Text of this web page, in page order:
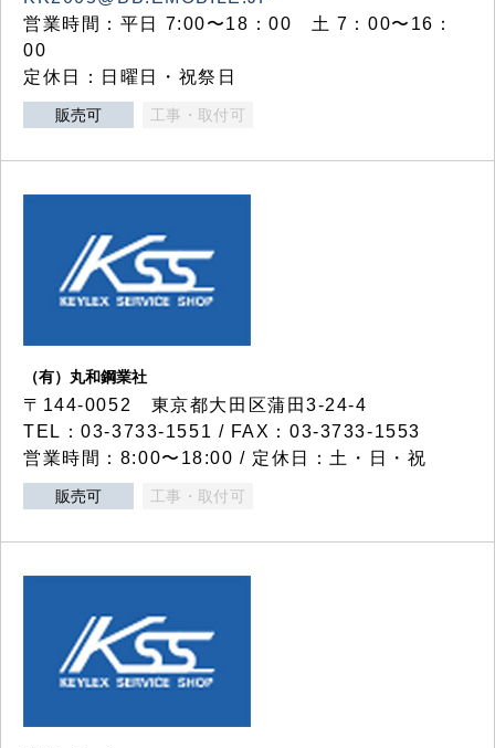
営業時間：平日 7:00〜18：00 土 7：00〜16：
00
定休日：日曜日・祝祭日
販売可 工事・取付可
（有）丸和鋼業社
〒144-0052 東京都大田区蒲田3-24-4
TEL：03-3733-1551 / FAX：03-3733-1553
営業時間：8:00〜18:00 / 定休日：土・日・祝
販売可 工事・取付可